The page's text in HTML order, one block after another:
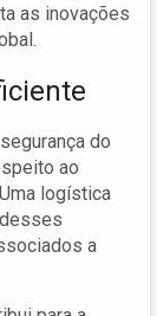
as inovações
do
ao
logística
a